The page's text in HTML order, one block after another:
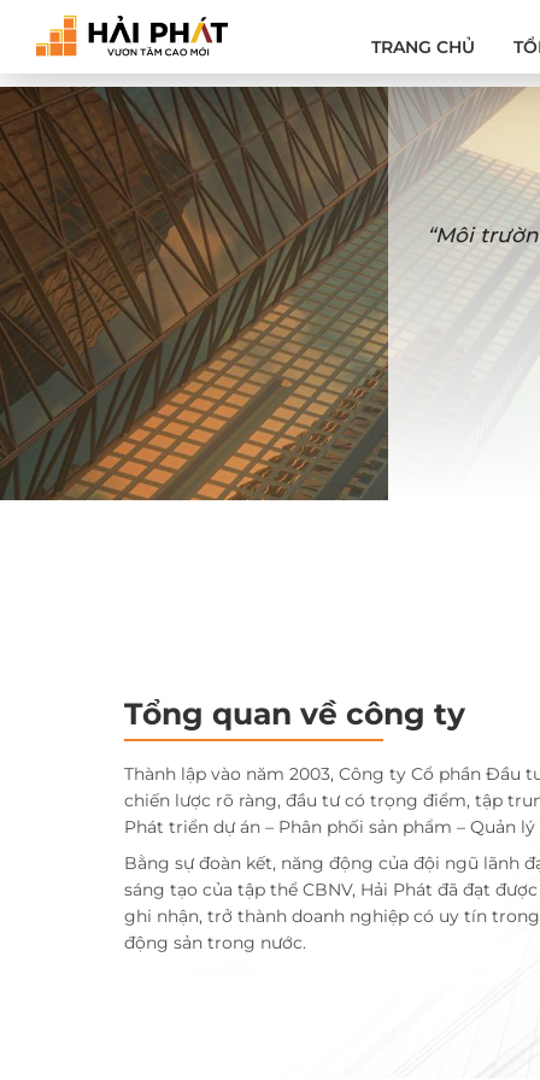
TRANG CHỦ
“Môi
Tổng quan về công ty
Thành lập vào năm 2003, Công ty Cổ phần Đầu
chiến lược rõ ràng, đầu tư có trọng điểm, tập
Phát triển dự án – Phân phối sản phẩm – Quản
Bằng sự đoàn kết, năng động của đội ngũ lãnh
sáng tạo của tập thể CBNV, Hải Phát đã đạt
ghi nhận, trở thành doanh nghiệp có uy tín
động sản trong nước.